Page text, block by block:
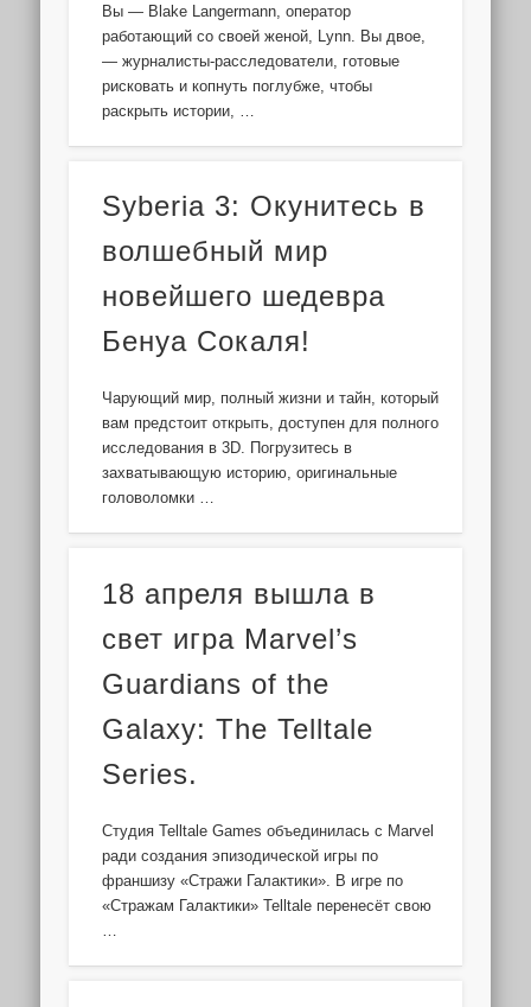
Вы — Blake Langermann, оператор
работающий со своей женой, Lynn. Вы двое,
— журналисты-расследователи, готовые
рисковать и копнуть поглубже, чтобы
раскрыть истории, …
Syberia 3: Окунитесь в
волшебный мир
новейшего шедевра
Бенуа Сокаля!
Чарующий мир, полный жизни и тайн, который
вам предстоит открыть, доступен для полного
исследования в 3D. Погрузитесь в
захватывающую историю, оригинальные
головоломки …
18 апреля вышла в
свет игра Marvel’s
Guardians of the
Galaxy: The Telltale
Series.
Студия Telltale Games объединилась с Marvel
ради создания эпизодической игры по
франшизу «Стражи Галактики». В игре по
«Стражам Галактики» Telltale перенесёт свою